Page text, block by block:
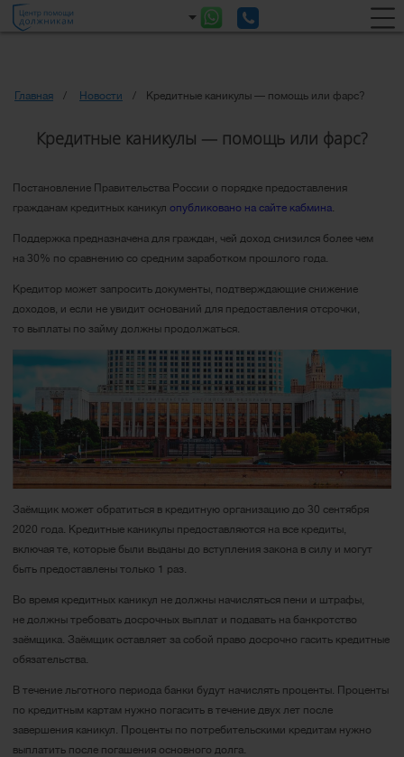
Главная Новости Кредитные каникулы — помощь или фарс?
Кредитные каникулы — помощь или фарс?
Постановление Правительства России о порядке предоставления
гражданам кредитных каникул опубликовано на сайте кабмина.
Поддержка предназначена для граждан, чей доход снизился более чем
на 30% по сравнению со средним заработком прошлого года.
Кредитор может запросить документы, подтверждающие снижение
доходов, и если не увидит оснований для предоставления отсрочки,
то выплаты по займу должны продолжаться.
Заёмщик может обратиться в кредитную организацию до 30 сентября
2020 года. Кредитные каникулы предоставляются на все кредиты,
включая те, которые были выданы до вступления закона в силу и могут
быть предоставлены только 1 раз.
Во время кредитных каникул не должны начисляться пени и штрафы,
не должны требовать досрочных выплат и подавать на банкротство
заёмщика. Заёмщик оставляет за собой право досрочно гасить кредитные
обязательства.
В течение льготного периода банки будут начислять проценты. Проценты
по кредитным картам нужно погасить в течение двух лет после
завершения каникул. Проценты по потребительскими кредитам нужно
выплатить после погашения основного долга.